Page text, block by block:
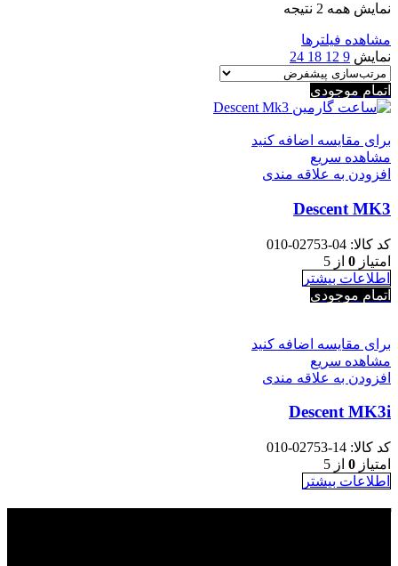
نمایش همه 2 نتیجه
مشاهده فیلترها
نمایش 9
12
18
24
اتمام موجودی
برای مقایسه اضافه کنید
مشاهده سریع
افزودن به علاقه مندی
Descent MK3
کد کالا: 04-02753-010
امتیاز 0 از 5
اطلاعات بیشتر
اتمام موجودی
برای مقایسه اضافه کنید
مشاهده سریع
افزودن به علاقه مندی
Descent MK3i
کد کالا: 14-02753-010
امتیاز 0 از 5
اطلاعات بیشتر